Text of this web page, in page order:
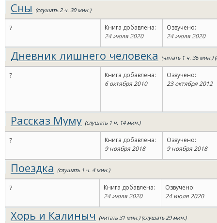
Сны (слушать 2 ч. 30 мин.)
?
Книга добавлена:
24 июля 2020
Озвучено:
24 июля 2020
Дневник лишнего человека (читать 1 ч. 36 мин.)
?
Книга добавлена:
6 октября 2010
Озвучено:
23 октября 2012
Рассказ Муму (слушать 1 ч. 14 мин.)
?
Книга добавлена:
9 ноября 2018
Озвучено:
9 ноября 2018
Поездка (слушать 1 ч. 4 мин.)
?
Книга добавлена:
24 июля 2020
Озвучено:
24 июля 2020
Хорь и Калиныч (читать 31 мин.) (слушать 29 мин.)